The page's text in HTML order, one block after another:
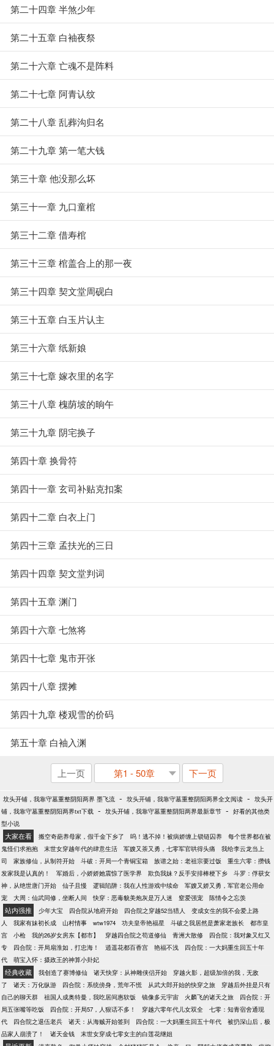
第二十四章 半煞少年
第二十五章 白袖夜祭
第二十六章 亡魂不是阵料
第二十七章 阿青认纹
第二十八章 乱葬沟归名
第二十九章 第一笔大钱
第三十章 他没那么坏
第三十一章 九口童棺
第三十二章 借寿棺
第三十三章 棺盖合上的那一夜
第三十四章 契文堂周砚白
第三十五章 白玉片认主
第三十六章 纸新娘
第三十七章 嫁衣里的名字
第三十八章 槐荫坡的晌午
第三十九章 阴宅换子
第四十章 换骨符
第四十一章 玄司补贴克扣案
第四十二章 白衣上门
第四十三章 孟扶光的三日
第四十四章 契文堂判词
第四十五章 渊门
第四十六章 七煞将
第四十七章 鬼市开张
第四十八章 摆摊
第四十九章 楼观雪的价码
第五十章 白袖入渊
上一页 第1 - 50章 下一页
坟头开铺，我靠守墓重整阴阳两界 墨飞流 - 坟头开铺，我靠守墓重整阴阳两界全文阅读 - 坟头开
铺，我靠守墓重整阴阳两界txt下载 - 坟头开铺，我靠守墓重整阴阳两界最新章节 - 好看的其他类
型小说
大家在看 搬空奇葩养母家，假千金下乡了 呜！逃不掉！被病娇缠上锁链囚养
每个世界都在被
鬼怪们求抱抱
末世女穿越年代的肆意生活 军嫂又茶又勇，七零军官哄得头痛
我给李云龙当上
司
家族修仙，从制符开始 斗破：开局一个青铜宝箱 族谱之始：老祖宗要过饭
重生六零：攒钱
发家我是认真的！
军婚后，小娇娇她震惊了医学界 欺负我妹？反手安排棒梗下乡
斗罗：俘获女
神，从绝世唐门开始
仙子且慢 逻辑陷阱：我在人性游戏中续命
军嫂又娇又勇，军官老公用命
宠
大周：仙武同修，坐断人间 快穿：恶毒貌美炮灰是万人迷 窒爱强宠 陈情令之忘羡
站内强推 少年大宝 四合院从地府开始 四合院之穿越52当猎人
变成女生的我不会爱上路
人
我家有妹初长成 山村情事 wtw1974 功夫皇帝艳福星 斗破之我居然是萧家老族长
都市皇
宫
小枪 我的26岁女房东【都市】 穿越四合院之苟道修仙 青洲大散修
四合院：我对象又红又
专
四合院：开局扇淮如，打忠海！ 逍遥花都百香宫 艳福不浅
四合院：一大妈重生回五十年
代
萌宝入怀：摄政王的神算小卦妃
经典收藏 我创造了赛博修仙 诸天快穿：从神雕侠侣开始
穿越火影，超级加倍的我，无敌
了
诸天：万化纵游 四合院：系统傍身，荒年不慌 从武大郎开始的快穿之旅
穿越后外挂是只有
自己的聊天群
祖国人成奥特曼，我吃居间惠软饭 镜像多元宇宙 火麟飞的诸天之旅
四合院：开
局五张嘴等吃饭
四合院：开局57，人狠话不多！ 穿越六零年代儿女双全
七零：知青宿舍通现
代
四合院之退伍老兵 诸天：从海贼开始签到 四合院：一大妈重生回五十年代
被扔深山后，极
品家人崩溃了！
诸天金钱 末世女穿成七零女主的白莲花继姐